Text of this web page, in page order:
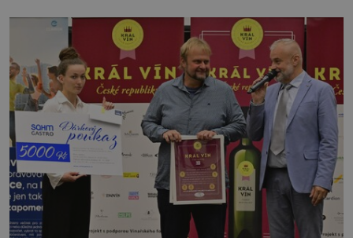
vznikne jeden z nejdokonalejších organismů